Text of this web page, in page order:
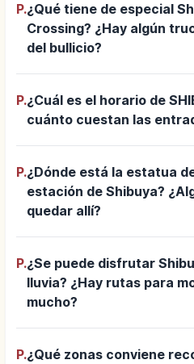
P.¿Qué tiene de especial
Crossing? ¿Hay algún
del bullicio?
P.¿Cuál es el horario de
cuánto cuestan las
P.¿Dónde está la estatua
estación de Shibuya?
quedar allí?
P.¿Se puede disfrutar
lluvia? ¿Hay rutas para
mucho?
P.¿Qué zonas conviene